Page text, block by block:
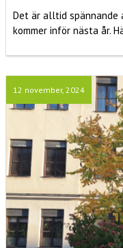
Det är alltid spännande
kommer inför nästa år.
12 november, 2024